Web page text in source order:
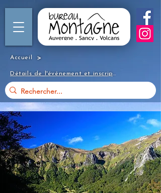
Accueil >
Détails de l'événement et inscription